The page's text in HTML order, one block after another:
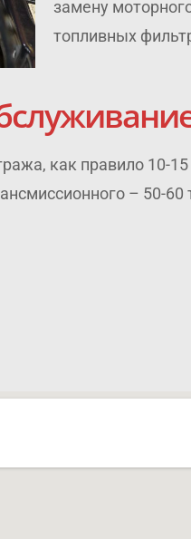
замену
топливных
как правило 10-
– 50-